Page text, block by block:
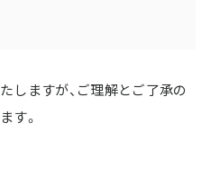
しますが、ご理解とご了承の
す。